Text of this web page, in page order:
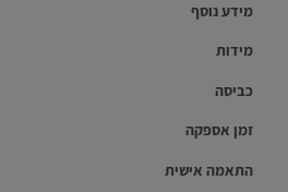
מידע נוסף
מידות
כביסה
זמן אספקה
התאמה אישית